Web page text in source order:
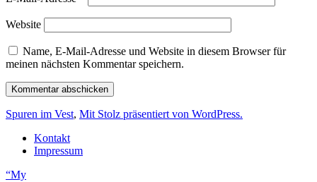
Website
Name, E-Mail-Adresse und Website in diesem Browser für
meinen nächsten Kommentar speichern.
Spuren im Vest, Mit Stolz präsentiert von WordPress.
Kontakt
Impressum
“My